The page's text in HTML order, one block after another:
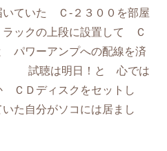
ていた Ｃ-２３００を部屋
ックの上段に設置して Ｃ
パワーアンプへの配線を済
試聴は明日！と 心では
ＣＤディスクをセットし
た自分がソコには居まし